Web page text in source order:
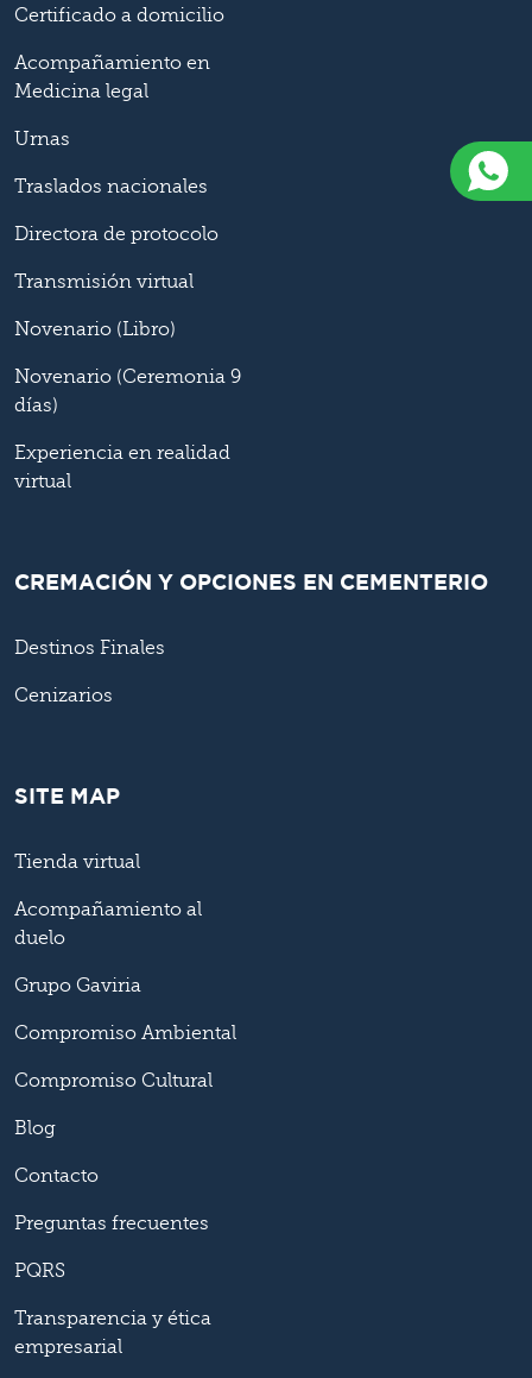
Certificado a domicilio
Acompañamiento en
Medicina legal
Urnas
Traslados nacionales
Directora de protocolo
Transmisión virtual
Novenario (Libro)
Novenario (Ceremonia 9
días)
Experiencia en realidad
virtual
CREMACIÓN Y OPCIONES EN CEMENTERIO
Destinos Finales
Cenizarios
SITE MAP
Tienda virtual
Acompañamiento al
duelo
Grupo Gaviria
Compromiso Ambiental
Compromiso Cultural
Blog
Contacto
Preguntas frecuentes
PQRS
Transparencia y ética
empresarial